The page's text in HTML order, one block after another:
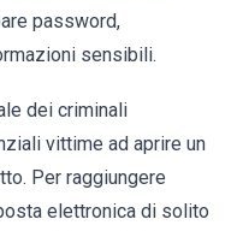
password,
sensibili.
dei criminali
vittime ad aprire un
Per raggiungere
elettronica di solito